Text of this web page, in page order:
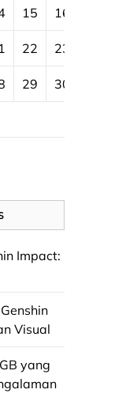
15 16
22 23
29 30
Impact:
Visual
yang